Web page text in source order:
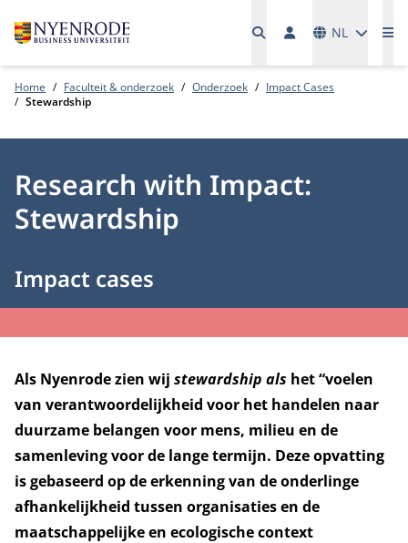
NL
Home Faculteit & onderzoek Onderzoek
Impact Cases
Stewardship
Research with Impact:
Stewardship
Impact cases
Als Nyenrode zien wij stewardship als het “voelen
van verantwoordelijkheid voor het handelen naar
duurzame belangen voor mens, milieu en de
samenleving voor de lange termijn. Deze opvatting
is gebaseerd op de erkenning van de onderlinge
afhankelijkheid tussen organisaties en de
maatschappelijke en ecologische context